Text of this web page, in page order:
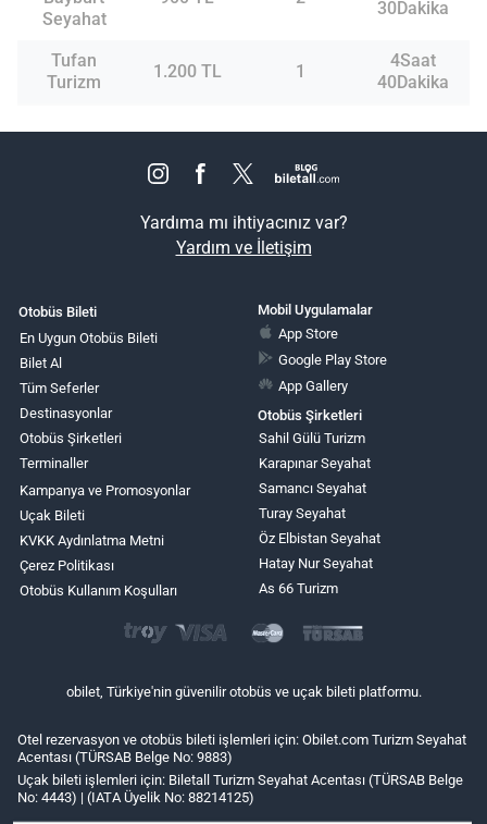
Seyahat
30Dakika
Tufan
Turizm
1.200 TL 1
4Saat
40Dakika
Yardıma mı ihtiyacınız var?
Yardım ve İletişim
Otobüs Bileti
En Uygun Otobüs Bileti
Bilet Al
Tüm Seferler
Destinasyonlar
Otobüs Şirketleri
Terminaller
Kampanya ve Promosyonlar
Uçak Bileti
KVKK Aydınlatma Metni
Çerez Politikası
Otobüs Kullanım Koşulları
Mobil Uygulamalar
App Store
Google Play Store
App Gallery
Otobüs Şirketleri
Sahil Gülü Turizm
Karapınar Seyahat
Samancı Seyahat
Turay Seyahat
Öz Elbistan Seyahat
Hatay Nur Seyahat
As 66 Turizm
obilet, Türkiye'nin güvenilir otobüs ve uçak bileti platformu.
Otel rezervasyon ve otobüs bileti işlemleri için: Obilet.com Turizm Seyahat
Acentası (TÜRSAB Belge No: 9883)
Uçak bileti işlemleri için: Biletall Turizm Seyahat Acentası (TÜRSAB Belge
No: 4443) | (IATA Üyelik No: 88214125)